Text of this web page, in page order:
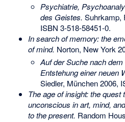
Psychiatrie,
des Geistes. Suhrkamp,
ISBN 3-518-58451-0.
In search of memory: the
of mind. Norton, New York
Auf der Suche nach
Entstehung einer neuen
Siedler, München 2006,
The age of insight: the quest
unconscious in art, mind,
to the present. Random